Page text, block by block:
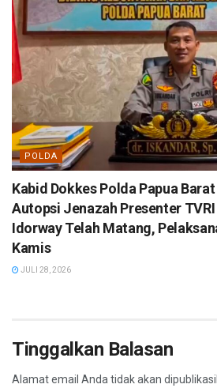
POLDA
Kabid Dokkes Polda Papua
Autopsi Jenazah Presenter
Idorway Telah Matang,
Kamis
JULI 28, 2026
Tinggalkan Balasan
Alamat email Anda tidak akan